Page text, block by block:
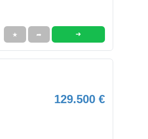
★ ➦ ➜
129.500 €